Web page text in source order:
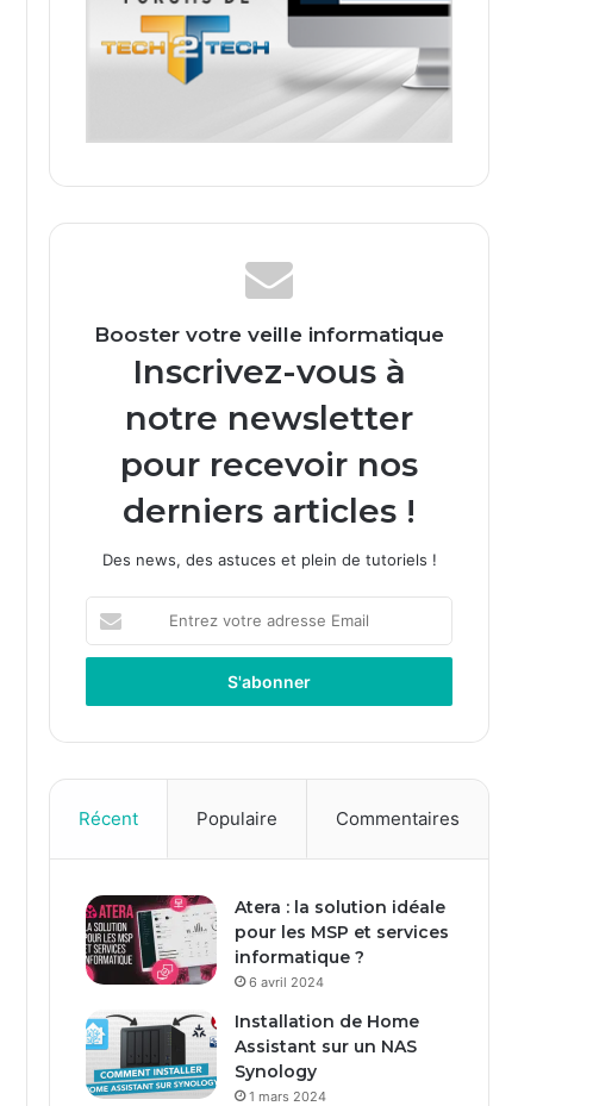
Booster votre veille informatique
Inscrivez-vous à
notre newsletter
pour recevoir nos
derniers articles !
Des news, des astuces et plein de tutoriels !
t
e
o
t
e
d
r
e
s
e
m
Récent Populaire Commentaires
Atera : la solution idéale
pour les MSP et services
informatique ?
6 avril 2024
Installation de Home
Assistant sur un NAS
Synology
1 mars 2024